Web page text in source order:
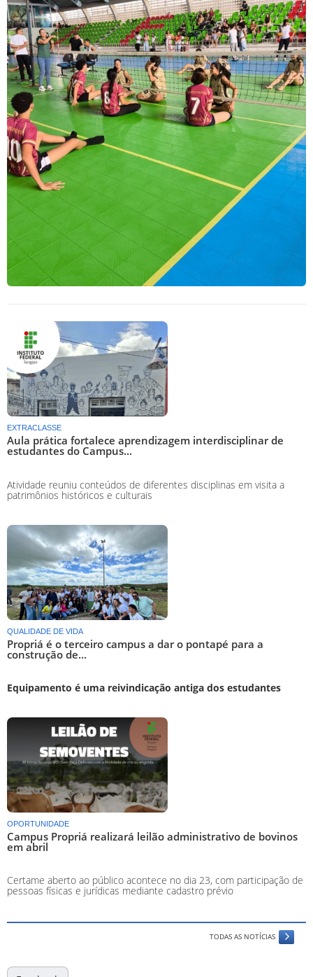
EXTRACLASSE
Aula prática fortalece aprendizagem interdisciplinar de
estudantes do Campus...
Atividade reuniu conteúdos de diferentes disciplinas em visita a
patrimônios históricos e culturais
QUALIDADE DE VIDA
Propriá é o terceiro campus a dar o pontapé para a
construção de...
Equipamento é uma reivindicação antiga dos estudantes
OPORTUNIDADE
Campus Propriá realizará leilão administrativo de bovinos
em abril
Certame aberto ao público acontece no dia 23, com participação de
pessoas físicas e jurídicas mediante cadastro prévio
TODAS AS NOTÍCIAS